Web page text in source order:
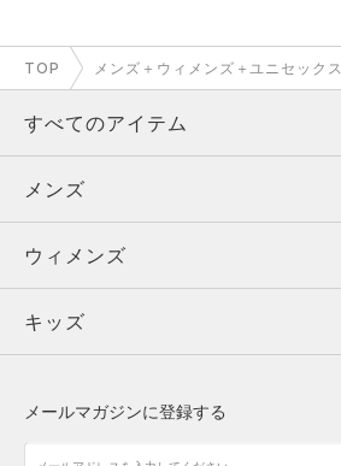
TOP メンズ＋ウィメンズ＋ユニセックス
すべてのアイテム
メンズ
ウィメンズ
キッズ
アクセサリー
メンズ
トップス
ボトムス
アクセサリー
ウィメンズ
トップス
シューズ
キッズ
メールマガジンに登録する